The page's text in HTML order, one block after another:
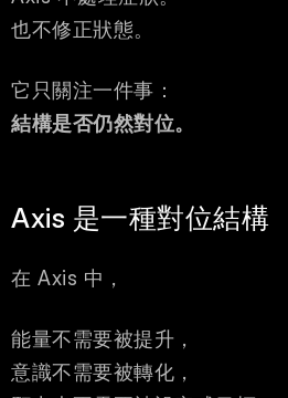
也不修正狀態。
它只關注一件事：
結構是否仍然對位。
Axis 是一種對位結構
在 Axis 中，
能量不需要被提升，
意識不需要被轉化，